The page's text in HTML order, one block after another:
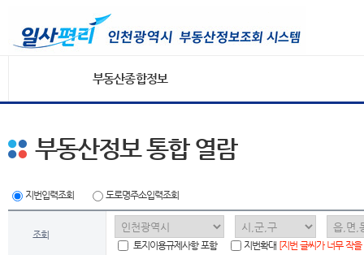
부동산종합정보
부동산정보 통합 열람
지번입력조회 도로명주소입력조회
조회
토지이용규제사항 포함
지번확대 [지번 글씨가 너무 작